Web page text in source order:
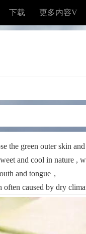
下载 更多内容V
the green outer skin and
and cool in nature ,
and tongue，
often caused by dry